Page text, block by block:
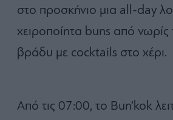
στο προσκήνιο μια all-day
χειροποίητα buns από νωρίς
βράδυ με cocktails στο χέρι.
Από τις 07:00, το Bun’kok